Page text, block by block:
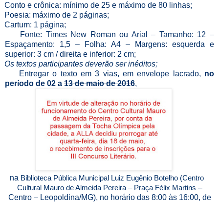
Conto e crônica: mínimo de 25 e máximo de 80 linhas;
Poesia: máximo de 2 páginas;
Cartum: 1 página;
Fonte: Times New Roman ou Arial – Tamanho: 12 –
Espaçamento: 1,5 – Folha: A4 – Margens: esquerda e
superior: 3 cm / direita e inferior: 2 cm;
Os textos participantes deverão ser inéditos;
Entregar o texto em 3 vias, em envelope lacrado, no
período de 02 a 13 de maio de 2016,
na Biblioteca Pública Municipal Luiz Eugênio Botelho (Centro
Cultural Mauro de Almeida Pereira – Praça Félix Martins –
Centro – Leopoldina/MG), no horário das 8:00 às 16:00, de